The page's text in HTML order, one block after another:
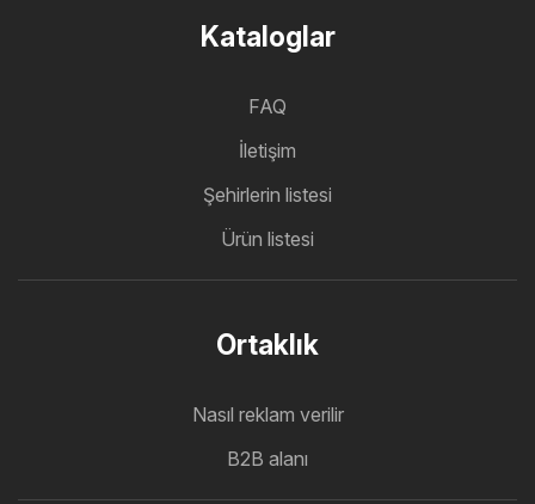
Kataloglar
FAQ
İletişim
Şehirlerin listesi
Ürün listesi
Ortaklık
Nasıl reklam verilir
B2B alanı